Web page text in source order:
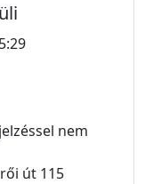
nem
út 115